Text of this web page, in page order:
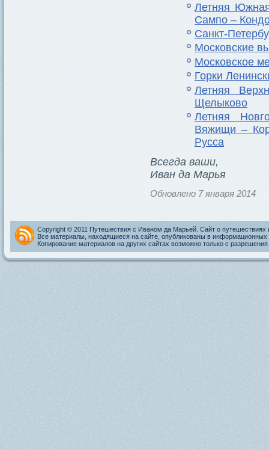
Летняя
Сампо –
Санкт-
Московские
Московское
Горки
Летняя
Щелыково
Летняя
Вяжищи –
Русса
Всегда ваши,
Иван да Марья
Обновлено 7 января 2014
Copyright © 2011 Путешествия с Иваном да Марьей. Сайт о путешествиях
Все материалы, находящиеся на сайте, опубликованы в информационных
Копирование материалов на других сайтах возможно только с разрешения